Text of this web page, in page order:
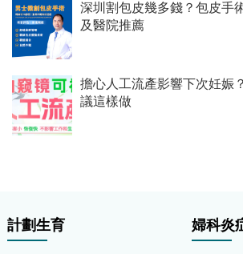
深圳割包皮幾多錢？包皮手
及醫院推薦
擔心人工流產影響下次妊娠
議這樣做
計劃生育 婦科炎